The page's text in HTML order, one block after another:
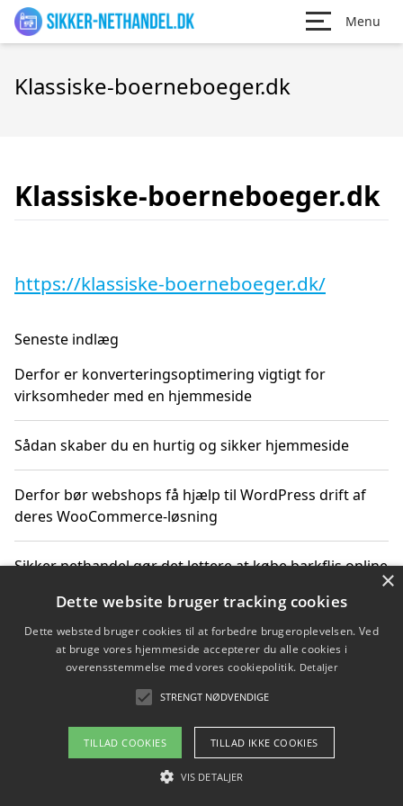
Menu
Klassiske-boerneboeger.dk
Klassiske-boerneboeger.dk
https://klassiske-boerneboeger.dk/
Seneste indlæg
Derfor er konverteringsoptimering vigtigt for
virksomheder med en hjemmeside
Sådan skaber du en hurtig og sikker hjemmeside
Derfor bør webshops få hjælp til WordPress drift af
deres WooCommerce-løsning
Sikker nethandel gør det lettere at købe barkflis online
Ting du bør vide før du vælger webbureau i Aarhus
Copyright 2026 - Pilanto Aps
Om / kontakt
Blog Betingelser
×
Dette website bruger tracking cookies
Dette websted bruger cookies til at forbedre brugeroplevelsen. Ved
at bruge vores hjemmeside accepterer du alle cookies i
overensstemmelse med vores cookiepolitik. Detaljer
STRENGT NØDVENDIGE
TILLAD COOKIES TILLAD IKKE COOKIES
VIS DETALJER